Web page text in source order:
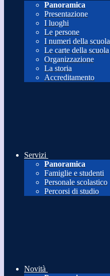
Panoramica
Presentazione
I luoghi
Le persone
I numeri della scuola
Le carte della scuola
Organizzazione
La storia
Accreditamento
Servizi
Panoramica
Famiglie e studenti
Personale scolastico
Percorsi di studio
Novità